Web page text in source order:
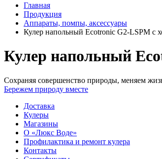
Главная
Продукция
Аппараты, помпы, аксессуары
Кулер напольный Ecotronic G2-LSPM c
Кулер напольный
Сохраняя совершенство природы, меняем
Бережем природу вместе
Доставка
Кулеры
Магазины
О «Люкс Воде»
Профилактика и ремонт кулера
Контакты